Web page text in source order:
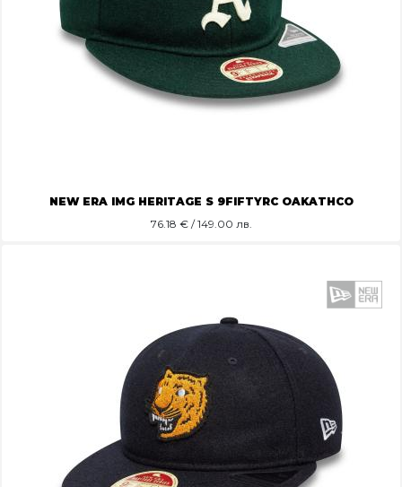
NEW ERA IMG HERITAGE S 9FIFTYRC OAKATHCO
76.18 € / 149.00 лв.